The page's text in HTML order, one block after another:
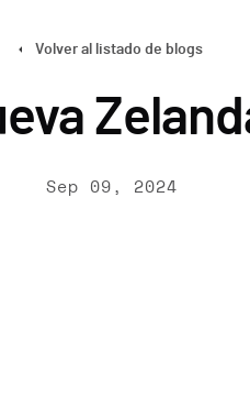
Volver al listado de blogs
Sep 09, 2024